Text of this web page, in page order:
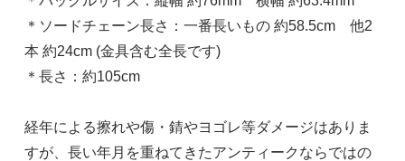
＊ソードチェーン長さ：一番長いもの 約58.5cm 他2
本 約24cm (金具含む全長です)
＊長さ：約105cm
経年による擦れや傷・錆やヨゴレ等ダメージはありま
すが、長い年月を重ねてきたアンティークならではの